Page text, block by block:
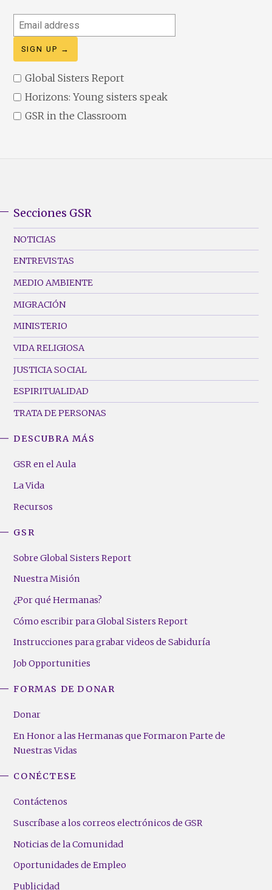
Email
address
Global Sisters Report
Horizons: Young sisters speak
GSR in the Classroom
Footer
Menu
(Left)
Secciones GSR
NOTICIAS
ENTREVISTAS
MEDIO AMBIENTE
MIGRACIÓN
MINISTERIO
VIDA RELIGIOSA
JUSTICIA SOCIAL
ESPIRITUALIDAD
TRATA DE PERSONAS
Footer
(Right)
DESCUBRA MÁS
GSR en el Aula
La Vida
Recursos
GSR
Sobre Global Sisters Report
Nuestra Misión
¿Por qué Hermanas?
Cómo escribir para Global Sisters Report
Instrucciones para grabar videos de Sabiduría
Job Opportunities
FORMAS DE DONAR
Donar
En Honor a las Hermanas que Formaron Parte de
Nuestras Vidas
CONÉCTESE
Contáctenos
Suscríbase a los correos electrónicos de GSR
Noticias de la Comunidad
Oportunidades de Empleo
Publicidad